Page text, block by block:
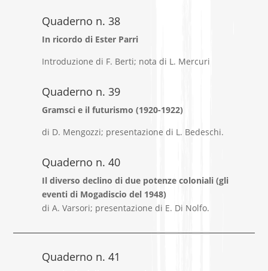
Quaderno n. 38
In ricordo di Ester Parri
Introduzione di F. Berti; nota di L. Mercuri
Quaderno n. 39
Gramsci e il futurismo (1920-1922)
di D. Mengozzi; presentazione di L. Bedeschi.
Quaderno n. 40
Il diverso declino di due potenze coloniali (gli
eventi di Mogadiscio del 1948)
di A. Varsori; presentazione di E. Di Nolfo.
Quaderno n. 41